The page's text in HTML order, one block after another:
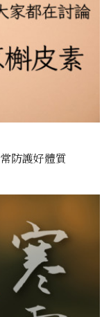
防護好體質